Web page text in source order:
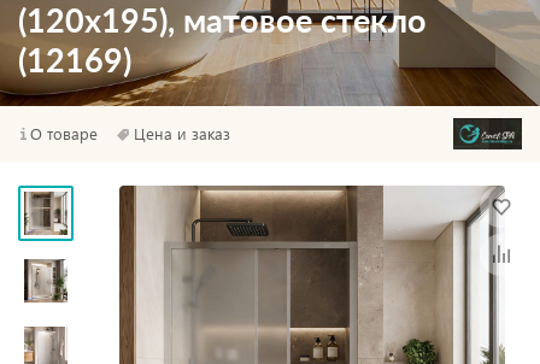
(120х195), матовое стекло
(12169)
О товаре Цена и заказ